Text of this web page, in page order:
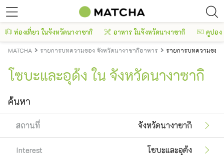
ท่องเที่ยว ในจังหวัดนางาซากิ อาหาร ในจังหวัดนางาซากิ คูปอง
MATCHA รายการบทความของ จังหวัดนางาซากิอาหาร รายการบทความของ
โซบะและอุด้ง ใน จังหวัดนางาซากิ
ค้นหา
สถานที่ จังหวัดนางาซากิ
Interest โซบะและอุด้ง